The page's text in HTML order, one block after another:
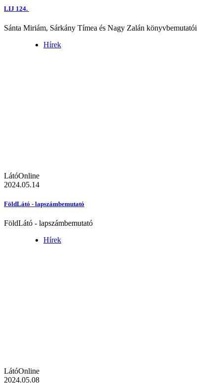
LIJ 124.
Sánta Miriám, Sárkány Tímea és Nagy Zalán könyvbemutatói
Hírek
LátóOnline
2024.05.14
FöldLátó - lapszámbemutató
FöldLátó - lapszámbemutató
Hírek
LátóOnline
2024.05.08